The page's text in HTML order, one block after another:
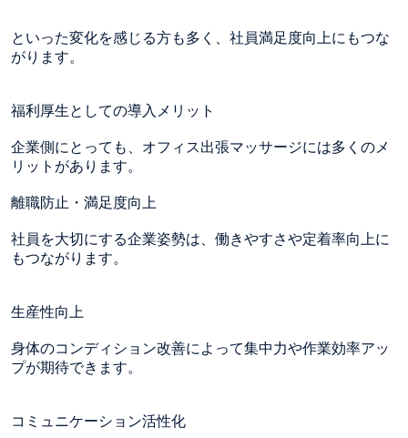
といった変化を感じる方も多く、社員満足度向上にもつな
がります。
福利厚生としての導入メリット
企業側にとっても、オフィス出張マッサージには多くのメ
リットがあります。
離職防止・満足度向上
社員を大切にする企業姿勢は、働きやすさや定着率向上に
もつながります。
生産性向上
身体のコンディション改善によって集中力や作業効率アッ
プが期待できます。
コミュニケーション活性化